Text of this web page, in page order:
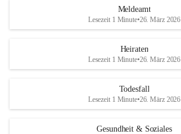
Meldeamt
Lesezeit 1 Minute•26. März 2026
Heiraten
Lesezeit 1 Minute•26. März 2026
Todesfall
Lesezeit 1 Minute•26. März 2026
Gesundheit & Soziales